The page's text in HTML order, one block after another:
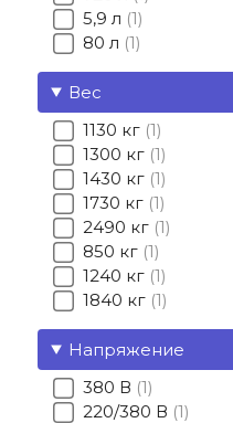
5,9 л 1
80 л 1
Вес
1130 кг 1
1300 кг 1
1430 кг 1
1730 кг 1
2490 кг 1
850 кг 1
1240 кг 1
1840 кг 1
Напряжение
380 В 1
220/380 В 1